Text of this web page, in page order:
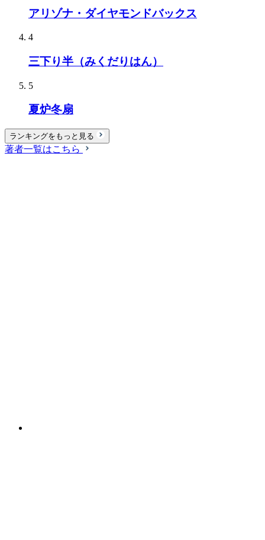
アリゾナ・ダイヤモンドバックス
4
三下り半（みくだりはん）
5
夏炉冬扇
ランキングをもっと見る
著者一覧はこちら